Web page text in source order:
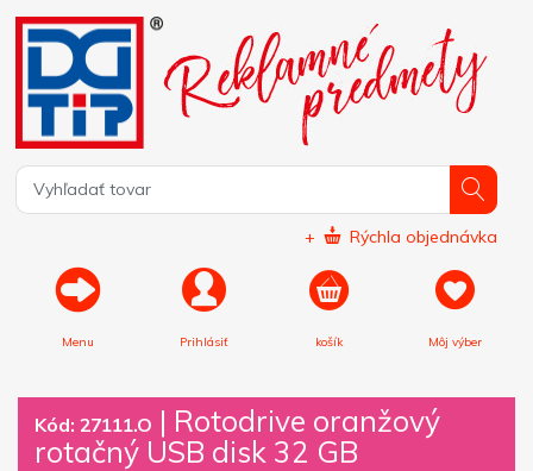
+ Rýchla objednávka
Menu Prihlásiť košík Môj výber
Kód: 27111.O | Rotodrive oranžový
rotačný USB disk 32 GB